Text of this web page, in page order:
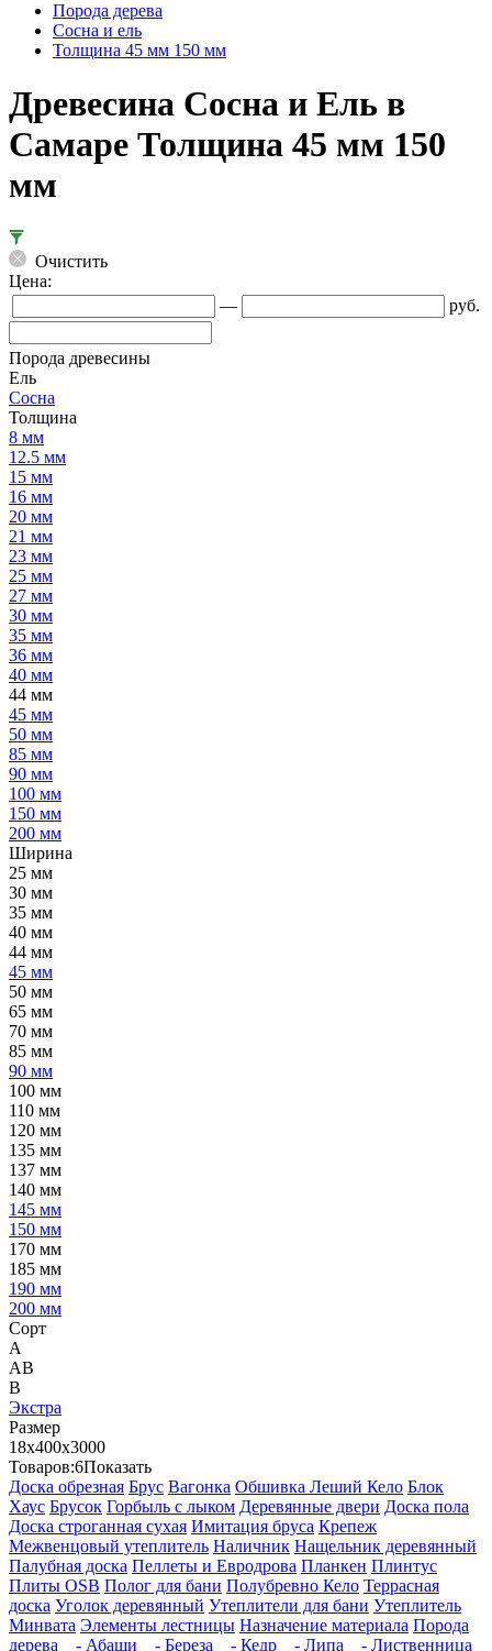
Порода дерева
Сосна и ель
Толщина 45 мм 150 мм
Древесина Сосна и Ель в
Самаре Толщина 45 мм 150
мм
Очистить
Цена:
—
руб.
Порода древесины
Ель
Сосна
Толщина
8 мм
12.5 мм
15 мм
16 мм
20 мм
21 мм
23 мм
25 мм
27 мм
30 мм
35 мм
36 мм
40 мм
44 мм
45 мм
50 мм
85 мм
90 мм
100 мм
150 мм
200 мм
Ширина
25 мм
30 мм
35 мм
40 мм
44 мм
45 мм
50 мм
65 мм
70 мм
85 мм
90 мм
100 мм
110 мм
120 мм
135 мм
137 мм
140 мм
145 мм
150 мм
170 мм
185 мм
190 мм
200 мм
Сорт
А
АВ
В
Экстра
Размер
18х400х3000
Товаров:6Показать
Доска обрезная Брус Вагонка Обшивка Леший Кело Блок
Хаус Брусок Горбыль с лыком Деревянные двери Доска пола
Доска строганная сухая Имитация бруса Крепеж
Межвенцовый утеплитель Наличник Нащельник деревянный
Палубная доска Пеллеты и Евродрова Планкен Плинтус
Плиты OSB Полог для бани Полубревно Кело Террасная
доска Уголок деревянный Утеплители для бани Утеплитель
Минвата Элементы лестницы Назначение материала Порода
дерева
- Абаши - Береза - Кедр - Липа - Лиственница